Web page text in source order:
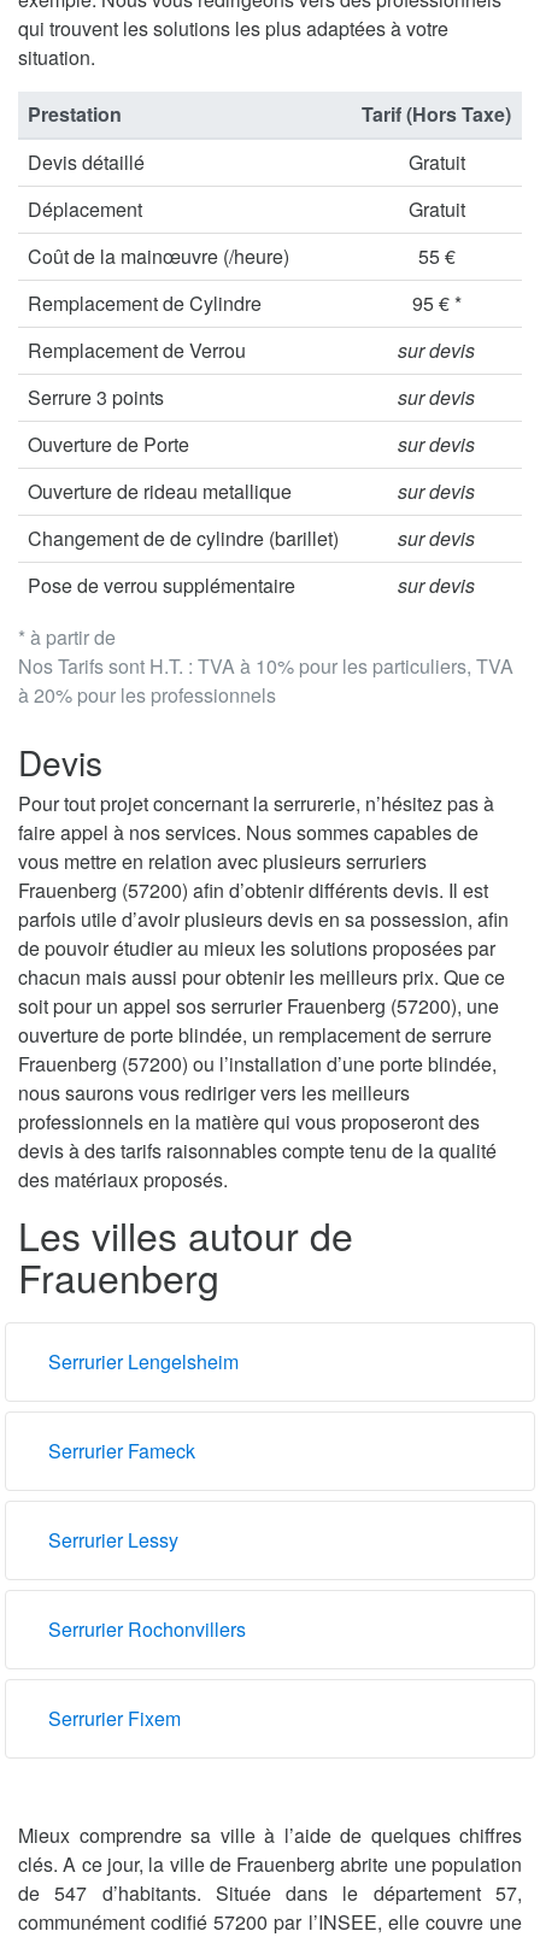
qui trouvent les solutions les plus adaptées à votre
situation.
* à partir de
Nos Tarifs sont H.T. : TVA à 10% pour les particuliers, TVA
à 20% pour les professionnels
Prestation
Tarif (Hors Taxe)
Devis détaillé
Gratuit
Déplacement
Gratuit
Coût de la mainœuvre (/heure)
55 €
Remplacement de Cylindre
95 € *
Remplacement de Verrou
sur devis
Serrure 3 points
sur devis
Ouverture de Porte
sur devis
Ouverture de rideau metallique
sur devis
Changement de de cylindre (barillet)
sur devis
Pose de verrou supplémentaire
sur devis
Devis
Pour tout projet concernant la serrurerie, n’hésitez pas à
faire appel à nos services. Nous sommes capables de
vous mettre en relation avec plusieurs serruriers
Frauenberg (57200) afin d’obtenir différents devis. Il est
parfois utile d’avoir plusieurs devis en sa possession, afin
de pouvoir étudier au mieux les solutions proposées par
chacun mais aussi pour obtenir les meilleurs prix. Que ce
soit pour un appel sos serrurier Frauenberg (57200), une
ouverture de porte blindée, un remplacement de serrure
Frauenberg (57200) ou l’installation d’une porte blindée,
nous saurons vous rediriger vers les meilleurs
professionnels en la matière qui vous proposeront des
devis à des tarifs raisonnables compte tenu de la qualité
des matériaux proposés.
Les villes autour de
Frauenberg
Serrurier Lengelsheim
Serrurier Fameck
Serrurier Lessy
Serrurier Rochonvillers
Serrurier Fixem
Mieux comprendre sa ville à l’aide de quelques chiffres
clés. A ce jour, la ville de Frauenberg abrite une population
de 547 d’habitants. Située dans le département 57,
communément codifié 57200 par l’INSEE, elle couvre une